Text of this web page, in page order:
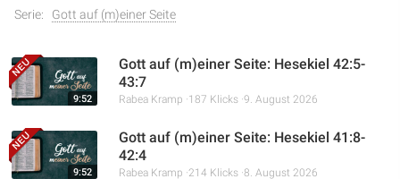
Serie: Gott auf (m)einer Seite
9:52
Gott auf (m)einer Seite: Hesekiel 42:5-
43:7
Rabea Kramp 187 Klicks 9. August 2026
9:52
Gott auf (m)einer Seite: Hesekiel 41:8-
42:4
Rabea Kramp 214 Klicks 8. August 2026